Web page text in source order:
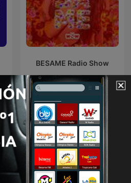
BESAME Radio Show
de